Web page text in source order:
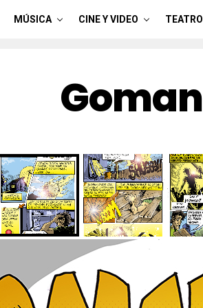
MÚSICA CINE Y VIDEO TEATRO
Goman